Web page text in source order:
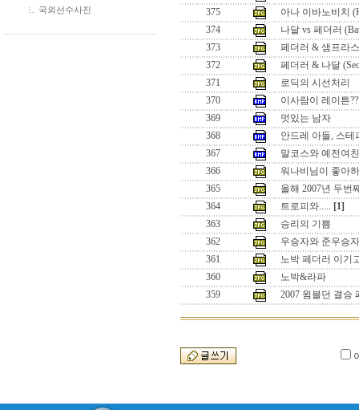
국외선수사진
375
아나 이바노비치
374
나달 vs 페더러
373
페더러 & 샘프라
372
페더러 & 나달
371
로딕의 시선처리
370
이사람이 레이튼
369
멋있는 남자
368
안드레 아들, 스테
367
말코스와 예전여친
366
워나비님이 좋아
365
올해 2007년 두번
364
트로피와..... [1]
363
승리의 기쁨
362
우승자와 준우승자
361
노박 페더러 이기
360
노박&라파
359
2007 윔블던 결승